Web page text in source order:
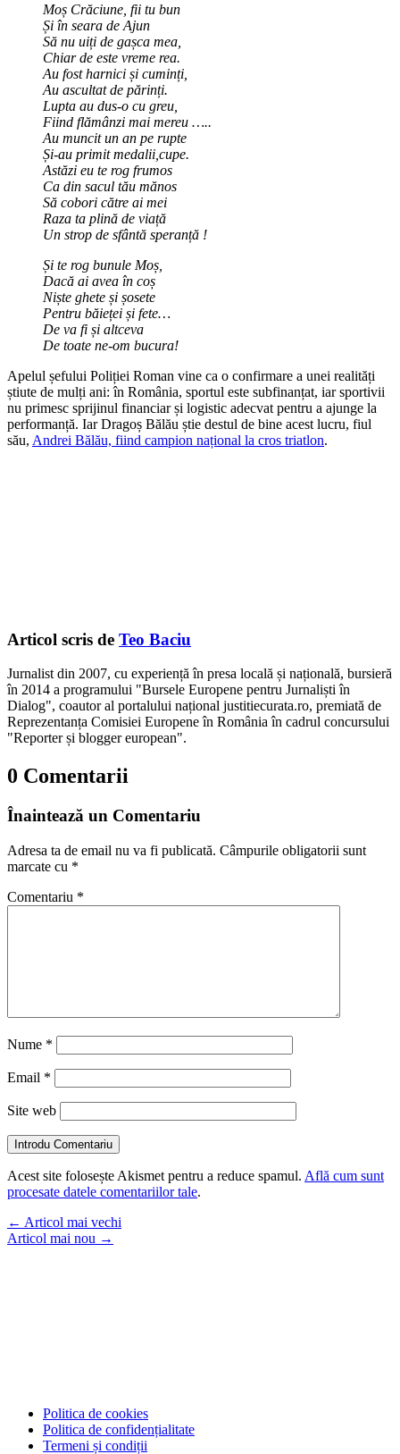
Moș Crăciune, fii tu bun
Și în seara de Ajun
Să nu uiți de gașca mea,
Chiar de este vreme rea.
Au fost harnici și cuminți,
Au ascultat de părinți.
Lupta au dus-o cu greu,
Fiind flămânzi mai mereu …..
Au muncit un an pe rupte
Și-au primit medalii,cupe.
Astăzi eu te rog frumos
Ca din sacul tău mănos
Să cobori către ai mei
Raza ta plină de viață
Un strop de sfântă speranță !
Și te rog bunule Moș,
Dacă ai avea în coș
Niște ghete și șosete
Pentru băieței și fete…
De va fi și altceva
De toate ne-om bucura!
Apelul șefului Poliției Roman vine ca o confirmare a unei realități
știute de mulți ani: în România, sportul este subfinanțat, iar sportivii
nu primesc sprijinul financiar și logistic adecvat pentru a ajunge la
performanță. Iar Dragoș Bălău știe destul de bine acest lucru, fiul
său, Andrei Bălău, fiind campion național la cros triatlon.
Articol scris de Teo Baciu
Jurnalist din 2007, cu experiență în presa locală și națională, bursieră
în 2014 a programului "Bursele Europene pentru Jurnaliști în
Dialog", coautor al portalului național justitiecurata.ro, premiată de
Reprezentanța Comisiei Europene în România în cadrul concursului
"Reporter și blogger european".
0 Comentarii
Înaintează un Comentariu
Adresa ta de email nu va fi publicată. Câmpurile obligatorii sunt
marcate cu *
Comentariu *
Nume *
Email *
Site web
Introdu Comentariu
Acest site folosește Akismet pentru a reduce spamul. Află cum sunt
procesate datele comentariilor tale.
← Articol mai vechi
Articol mai nou →
Politica de cookies
Politica de confidențialitate
Termeni și condiții